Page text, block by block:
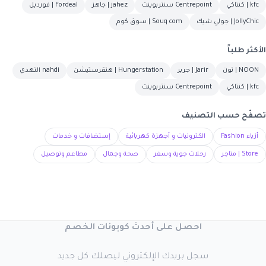
kfc | كنتاكي Centrepoint سنتربوينت jahez | جاهز Fordeal | فورديل
JollyChic | جولي شيك Souq com | سوق كوم
الأكثر طلباً
NOON | نون Jarir | جرير Hungerstation | هنقرستيشن nahdi النهدي
kfc | كنتاكي Centrepoint سنتربوينت
تصفّح حسب التصنيف
أزياء Fashion الكترونيات و أجهزة كهربائية إستضافات و خدمات
Store | متاجر رحلات جوية وسفر صحة وجمال مطاعم وتوصيل
احصل على أحدث كوبونات الخصم
سجل بريدك الإلكتروني ليصلك كل جديد